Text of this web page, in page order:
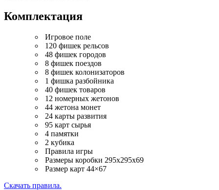
Комплектация
Игровое поле
120 фишек рельсов
48 фишек городов
8 фишек поездов
8 фишек колонизаторов
1 фишка разбойника
40 фишек товаров
12 номерных жетонов
44 жетона монет
24 карты развития
95 карт сырья
4 памятки
2 кубика
Правила игры
Размеры коробки 295x295x69
Размер карт 44×67
Скачать правила.